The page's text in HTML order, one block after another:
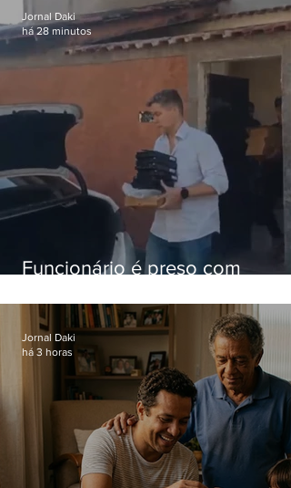
Funcionário é preso com
Hospital do Andaraí
Jornal Daki
há 28 minutos
Jornal Daki
há 3 horas